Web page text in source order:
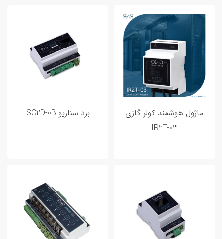
ماژول هوشمند کولر گازی
IR2T-03
برد سناریو SC2D-0B
سنسور و ابزار اندازه گیری
کلید و پریز هوشمند
محصولات صنعتی
ورودی خروجی هوشمند
مطالب پر بازدید